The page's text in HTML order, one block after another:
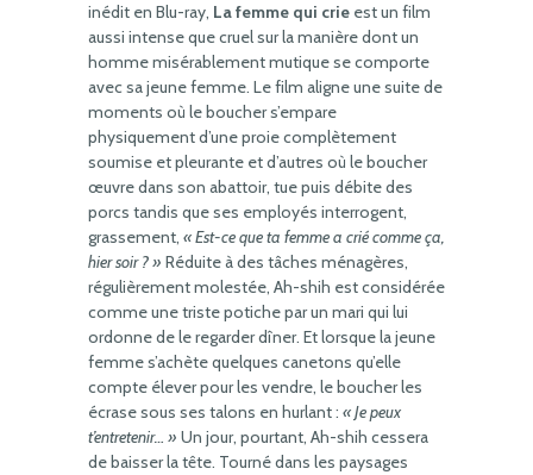
inédit en Blu-ray, La femme qui crie est un film
aussi intense que cruel sur la manière dont un
homme misérablement mutique se comporte
avec sa jeune femme. Le film aligne une suite de
moments où le boucher s’empare
physiquement d’une proie complètement
soumise et pleurante et d’autres où le boucher
œuvre dans son abattoir, tue puis débite des
porcs tandis que ses employés interrogent,
grassement, « Est-ce que ta femme a crié comme ça,
hier soir ? » Réduite à des tâches ménagères,
régulièrement molestée, Ah-shih est considérée
comme une triste potiche par un mari qui lui
ordonne de le regarder dîner. Et lorsque la jeune
femme s’achète quelques canetons qu’elle
compte élever pour les vendre, le boucher les
écrase sous ses talons en hurlant : « Je peux
t’entretenir… » Un jour, pourtant, Ah-shih cessera
de baisser la tête. Tourné dans les paysages